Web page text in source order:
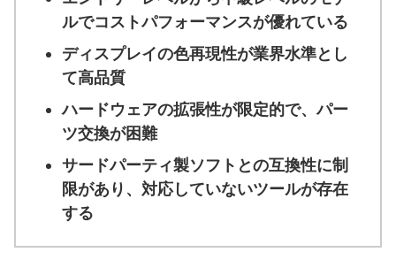
ルでコストパフォーマンスが優れている
ディスプレイの色再現性が業界水準とし
て高品質
ハードウェアの拡張性が限定的で、パー
ツ交換が困難
サードパーティ製ソフトとの互換性に制
限があり、対応していないツールが存在
する